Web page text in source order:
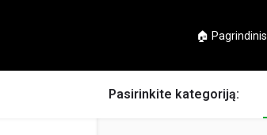
🏠 Pagrindinis
Pasirinkite kategoriją: